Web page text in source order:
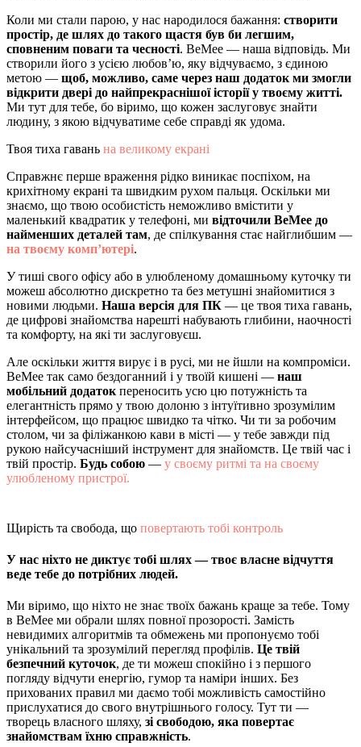
Коли ми стали парою, у нас народилося бажання: створити
простір, де шлях до такого щастя був би легшим,
сповненим поваги та чесності. BeMee — наша відповідь. Ми
створили його з усією любов’ю, яку відчуваємо, з єдиною
метою — щоб, можливо, саме через наш додаток ми змогли
відкрити двері до найпрекраснішої історії у твоєму житті.
Ми тут для тебе, бо віримо, що кожен заслуговує знайти
людину, з якою відчуватиме себе справді як удома.
Твоя тиха гавань на великому екрані
Справжнє перше враження рідко виникає поспіхом, на
крихітному екрані та швидким рухом пальця. Оскільки ми
знаємо, що твою особистість неможливо вмістити у
маленький квадратик у телефоні, ми відточили BeMee до
найменших деталей там, де спілкування стає найглибшим —
на твоєму комп’ютері.
У тиші свого офісу або в улюбленому домашньому куточку ти
можеш абсолютно дискретно та без метушні знайомитися з
новими людьми. Наша версія для ПК — це твоя тиха гавань,
де цифрові знайомства нарешті набувають глибини, наочності
та комфорту, на які ти заслуговуєш.
Але оскільки життя вирує і в русі, ми не йшли на компроміси.
BeMee так само бездоганний і у твоїй кишені — наш
мобільний додаток переносить усю цю потужність та
елегантність прямо у твою долоню з інтуїтивно зрозумілим
інтерфейсом, що працює швидко та чітко. Чи ти за робочим
столом, чи за філіжанкою кави в місті — у тебе завжди під
рукою найсучасніший інструмент для знайомств. Це твій час і
твій простір. Будь собою — у своєму ритмі та на своєму
улюбленому пристрої.
Щирість та свобода, що повертають тобі контроль
У нас ніхто не диктує тобі шлях — твоє власне відчуття
веде тебе до потрібних людей.
Ми віримо, що ніхто не знає твоїх бажань краще за тебе. Тому
в BeMee ми обрали шлях повної прозорості. Замість
невидимих алгоритмів та обмежень ми пропонуємо тобі
унікальний та зрозумілий перегляд профілів. Це твій
безпечний куточок, де ти можеш спокійно і з першого
погляду відчути енергію, гумор та наміри інших. Без
прихованих правил ми даємо тобі можливість самостійно
прислухатися до свого внутрішнього голосу. Тут ти —
творець власного шляху, зі свободою, яка повертає
знайомствам їхню справжність.